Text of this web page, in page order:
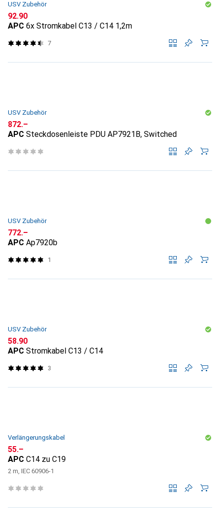
USV Zubehör
CHF
92.90
APC 6x Stromkabel C13 / C14 1,2m
7
USV Zubehör
CHF
872.–
APC Steckdosenleiste PDU AP7921B, Switched
USV Zubehör
CHF
772.–
APC Ap7920b
1
USV Zubehör
CHF
58.90
APC Stromkabel C13 / C14
3
Verlängerungskabel
CHF
55.–
APC C14 zu C19
2 m, IEC 60906-1